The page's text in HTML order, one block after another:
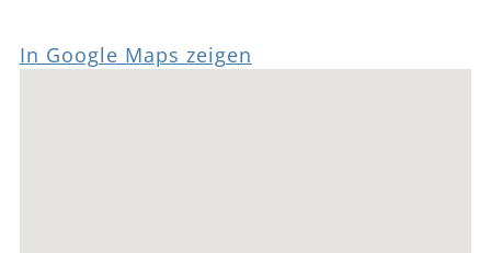
In Google Maps zeigen